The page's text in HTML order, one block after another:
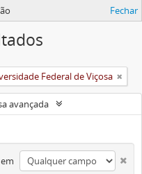
Fechar
Federal de Viçosa
avançada
em